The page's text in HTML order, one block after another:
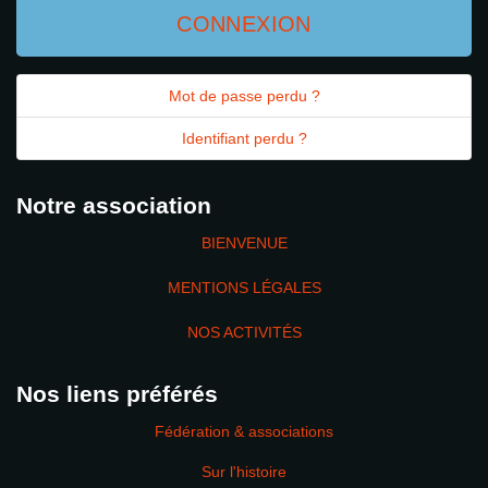
CONNEXION
Mot de passe perdu ?
Identifiant perdu ?
Notre association
BIENVENUE
MENTIONS LÉGALES
NOS ACTIVITÉS
Nos liens préférés
Fédération & associations
Sur l'histoire